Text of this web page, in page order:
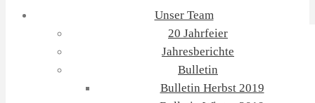
Unser Team
20 Jahrfeier
Jahresberichte
Bulletin
Bulletin Herbst 2019